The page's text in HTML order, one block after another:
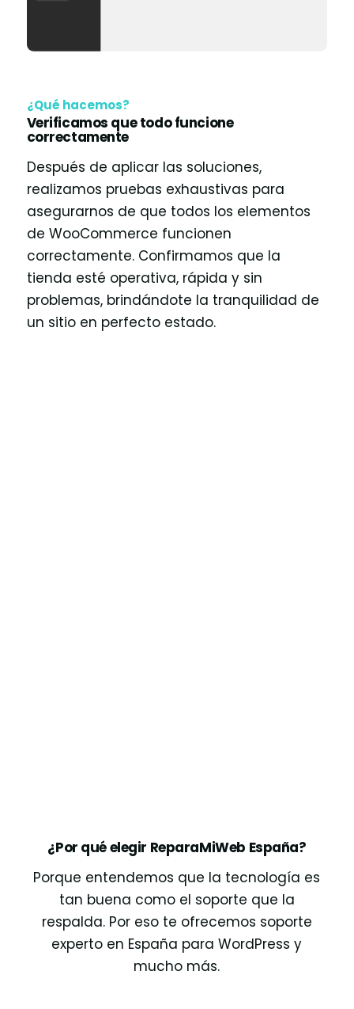
¿Qué hacemos?
Verificamos que todo funcione
correctamente
Después de aplicar las soluciones,
realizamos pruebas exhaustivas para
asegurarnos de que todos los elementos
de WooCommerce funcionen
correctamente. Confirmamos que la
tienda esté operativa, rápida y sin
problemas, brindándote la tranquilidad de
un sitio en perfecto estado.
¿Por qué elegir ReparaMiWeb España?
Porque entendemos que la tecnología es
tan buena como el soporte que la
respalda. Por eso te ofrecemos soporte
experto en España para WordPress y
mucho más.